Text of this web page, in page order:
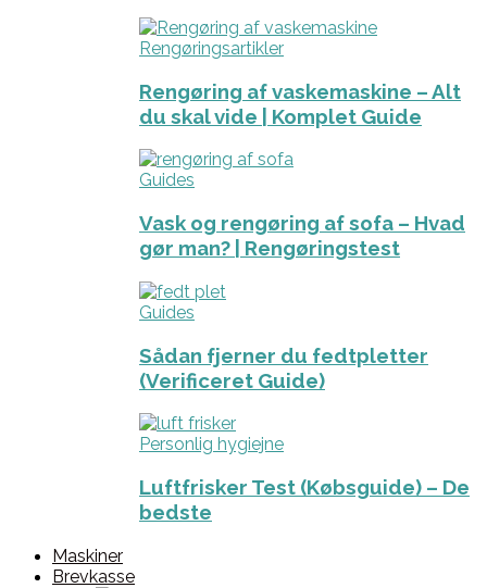
Rengøringsartikler
Rengøring af vaskemaskine – Alt
du skal vide | Komplet Guide
Guides
Vask og rengøring af sofa – Hvad
gør man? | Rengøringstest
Guides
Sådan fjerner du fedtpletter
(Verificeret Guide)
Personlig hygiejne
Luftfrisker Test (Købsguide) – De
bedste
Maskiner
Brevkasse